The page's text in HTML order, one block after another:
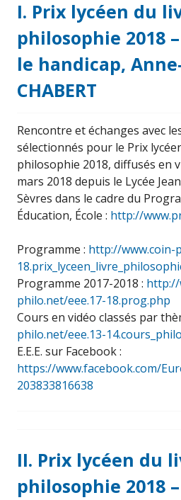
I. Prix lycéen du
philosophie 2018
le handicap,
CHABERT
Rencontre et échanges avec
sélectionnés pour le Prix
philosophie 2018, diffusés en
mars 2018 depuis le Lycée
Sèvres dans le cadre du
Éducation, École : http://
Programme : http://www.coin-
Programme 2017-2018 : http://
philo.net/eee.17-18.prog.php
Cours en vidéo classés par
philo.net/eee.13-
E.E.E. sur Facebook :
https://www.facebook.com/
203833816638
II. Prix lycéen du
philosophie 2018